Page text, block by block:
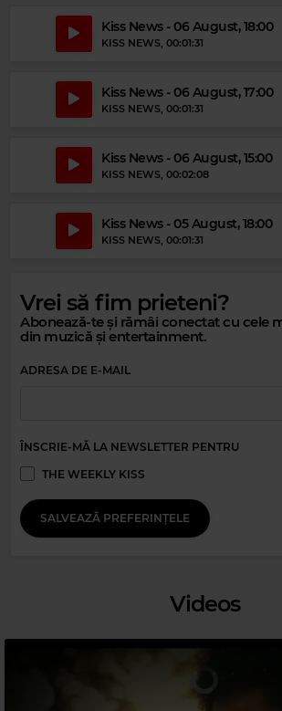
Magic Gold
MAGIC PARTY MIX–MAGIC PARTY MIX
Kiss News - 06 August, 18:00
KISS NEWS, 00:01:31
Kiss News - 06 August, 17:00
KISS NEWS, 00:01:31
Kiss News - 06 August, 15:00
KISS NEWS, 00:02:08
Kiss News - 05 August, 18:00
KISS NEWS, 00:01:31
Vrei să fim prieteni?
Abonează-te și rămâi conectat cu cele
din muzică și entertainment.
ADRESA DE E-MAIL
ÎNSCRIE-MĂ LA NEWSLETTER PENTRU
THE WEEKLY KISS
SALVEAZĂ PREFERINȚELE
Videos